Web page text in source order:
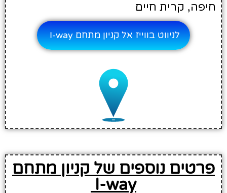
חיפה, קרית חיים
לניווט בווייז אל קניון מתחם I-way
פרטים נוספים של קניון מתחם
I-way